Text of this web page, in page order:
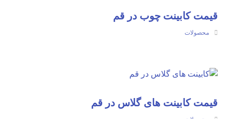
قیمت کابینت چوب در قم
محصولات
قیمت کابینت های گلاس در قم